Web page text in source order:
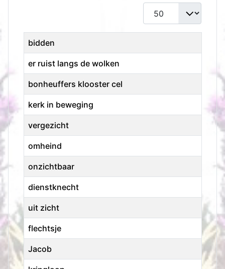
Toon #
Titel
bidden
er ruist langs de wolken
bonheuffers klooster cel
kerk in beweging
vergezicht
omheind
onzichtbaar
dienstknecht
uit zicht
flechtsje
Jacob